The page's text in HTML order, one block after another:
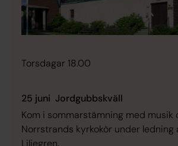
Torsdagar 18.00
25 juni Jordgubbskväll
Kom i sommarstämning med musik
Norrstrands kyrkokör under ledning
Liljegren.